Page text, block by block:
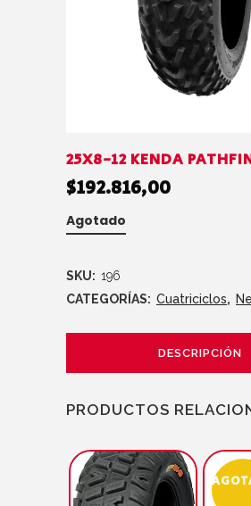
25X8-12 KENDA
$192.816,00
Agotado
SKU: 196
CATEGORÍAS: Cuatriciclos,
DESCRIPCIÓN
PRODUCTOS